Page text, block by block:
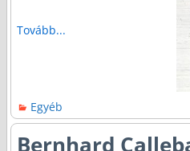
Tovább...
Egyéb
Bernhard